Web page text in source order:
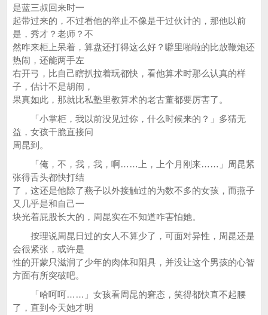
是蓝三叔回来时一
起带过来的，不过看他的举止不像是干过伙计的，那他以前
是，秀才？老师？不
然咋来柜上呆着，算盘还打得这么好？噼里啪啦的比放鞭炮还
热闹，还能两手左
右开弓，比自己瞎扒拉着玩都快，看他算术时那么认真的样
子，估计不是胡闹，
果真如此，那就比私塾里教算术的老古董都要厉害了。
「小掌柜，我以前没见过你，什么时候来的？」多猜无
益，女孩干脆直接问
周昆到。
「俺，不，我，我，啊……上，上个月刚来……」周昆紧
张得舌头都快打结
了，这还是他除了燕子以外接触过的为数不多的女孩，而燕子
又几乎是和自己一
块光着屁股长大的，周昆实在不知道咋害怕她。
按理说周昆日过的女人不算少了，可面对异性，周昆还是
会很紧张，或许是
性的开蒙只滋润了少年的肉体和阳具，并没让这个男孩的心智
方面有所突破吧。
「哈呵呵……」女孩看周昆的窘态，笑得都快直不起腰
了，直到今天她才明